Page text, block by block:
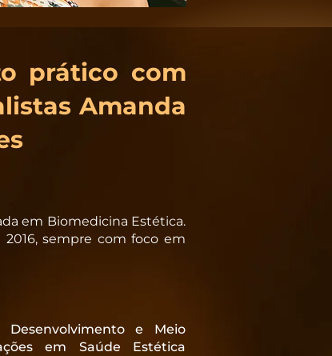
prático com
Amanda
em Biomedicina Estética.
sempre com foco em
e Meio
em Saúde Estética